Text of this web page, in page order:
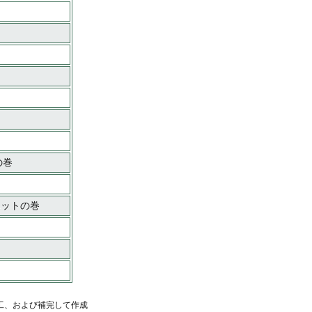
巻
トの巻
、および補完して作成